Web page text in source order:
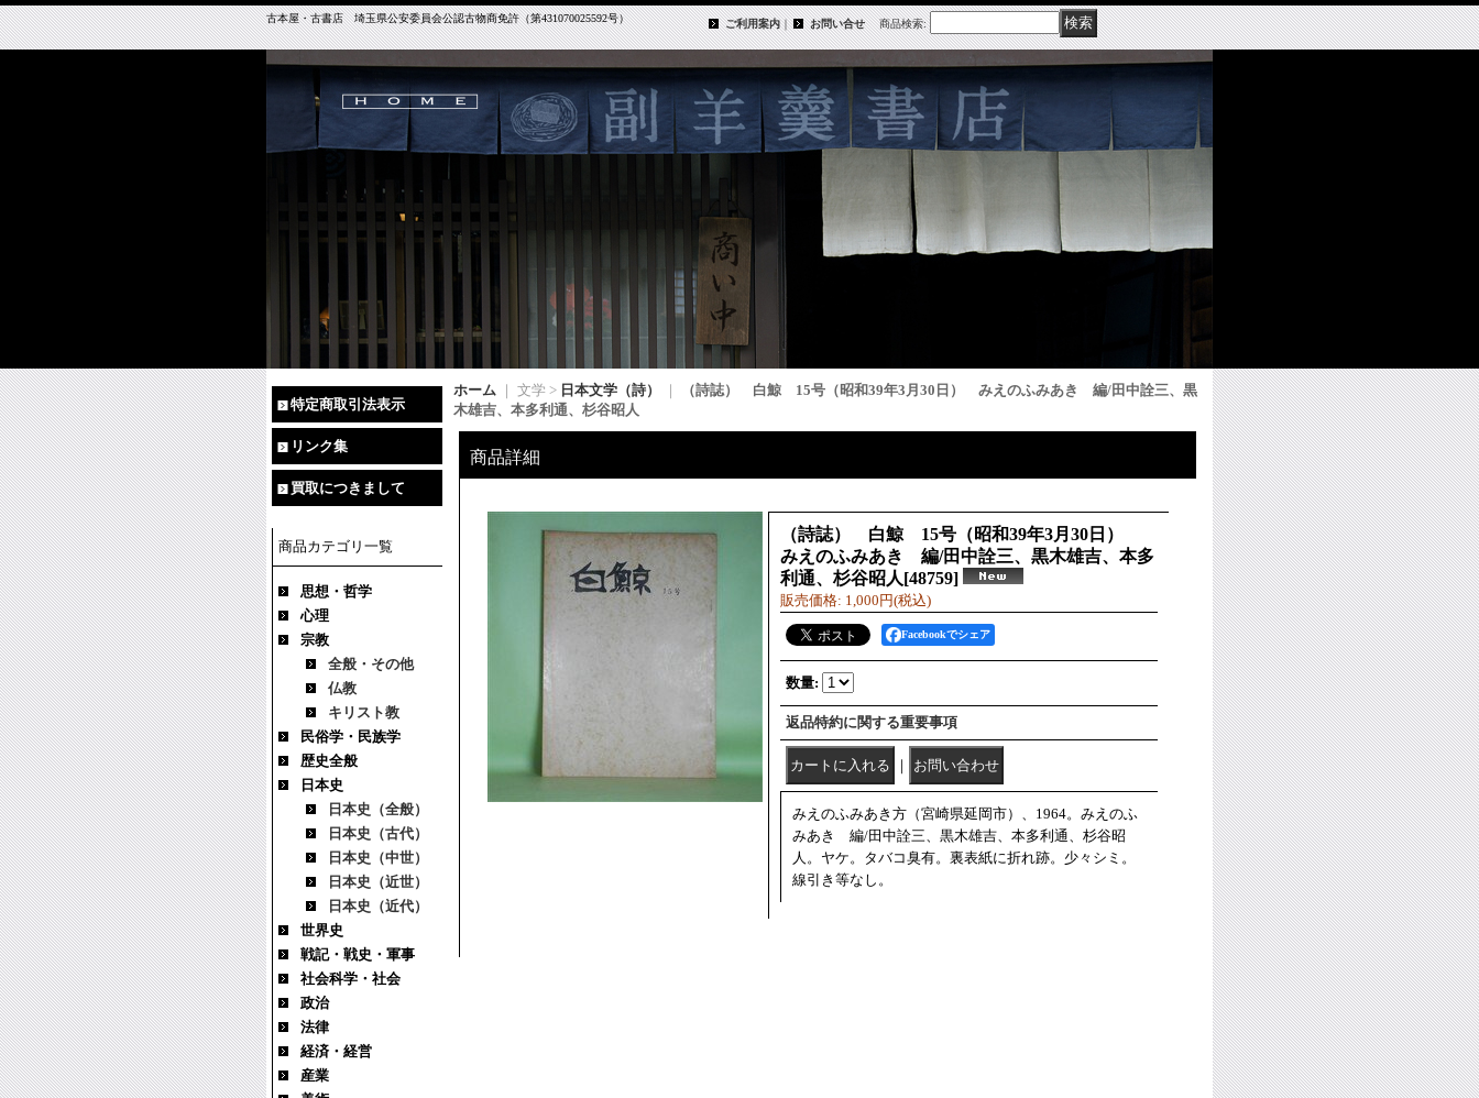
古本屋・古書店 埼玉県公安委員会公認古物商免許（第431070025592号） ご利用案内｜ お問い合せ 商品検索:
特定商取引法表示
リンク集
買取につきまして
商品カテゴリ一覧
思想・哲学
心理
宗教
全般・その他
仏教
キリスト教
民俗学・民族学
歴史全般
日本史
日本史（全般）
日本史（古代）
日本史（中世）
日本史（近世）
日本史（近代）
世界史
戦記・戦史・軍事
社会科学・社会
政治
法律
経済・経営
産業
ホーム ｜ 文学 > 日本文学（詩）
（詩誌） 白鯨 15号（昭和39年3月30日） みえのふみあき 編/田中詮三、黒
木雄吉、本多利通、杉谷昭人
商品詳細
（詩誌） 白鯨 15号（昭和39年3月30日）
みえのふみあき 編/田中詮三、黒木雄吉、本多
利通、杉谷昭人[48759]
販売価格: 1,000円(税込)
Facebookでシェア
数量:
返品特約に関する重要事項
｜
みえのふみあき方（宮崎県延岡市）、1964。みえのふ
みあき 編/田中詮三、黒木雄吉、本多利通、杉谷昭
人。ヤケ。タバコ臭有。裏表紙に折れ跡。少々シミ。
線引き等なし。